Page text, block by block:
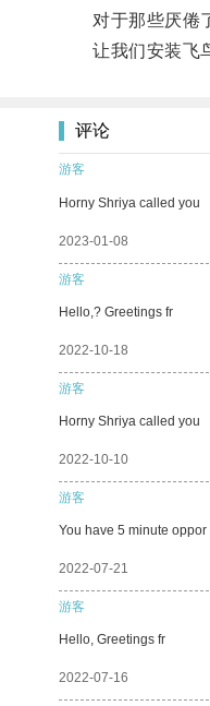
对于那些厌倦了
让我们安装飞鸟
评论
游客
Horny Shriya called you
2023-01-08
游客
Hello,? Greetings fr
2022-10-18
游客
Horny Shriya called you
2022-10-10
游客
You have 5 minute oppor
2022-07-21
游客
Hello, Greetings fr
2022-07-16